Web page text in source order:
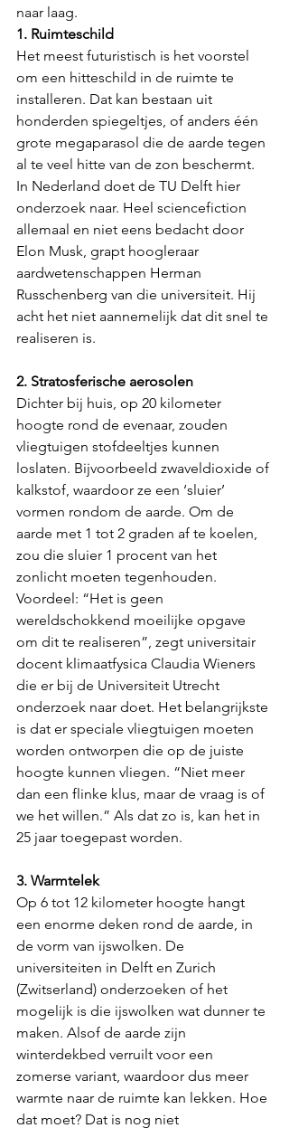
naar laag.
1. Ruimteschild
Het meest futuristisch is het voorstel
om een hitteschild in de ruimte te
installeren. Dat kan bestaan uit
honderden spiegeltjes, of anders één
grote megaparasol die de aarde tegen
al te veel hitte van de zon beschermt.
In Nederland doet de TU Delft hier
onderzoek naar. Heel sciencefiction
allemaal en niet eens bedacht door
Elon Musk, grapt hoogleraar
aardwetenschappen Herman
Russchenberg van die universiteit. Hij
acht het niet aannemelijk dat dit snel te
realiseren is.
2. Stratosferische aerosolen
Dichter bij huis, op 20 kilometer
hoogte rond de evenaar, zouden
vliegtuigen stofdeeltjes kunnen
loslaten. Bijvoorbeeld zwaveldioxide of
kalkstof, waardoor ze een ‘sluier’
vormen rondom de aarde. Om de
aarde met 1 tot 2 graden af te koelen,
zou die sluier 1 procent van het
zonlicht moeten tegenhouden.
Voordeel: “Het is geen
wereldschokkend moeilijke opgave
om dit te realiseren”, zegt universitair
docent klimaatfysica Claudia Wieners
die er bij de Universiteit Utrecht
onderzoek naar doet. Het belangrijkste
is dat er speciale vliegtuigen moeten
worden ontworpen die op de juiste
hoogte kunnen vliegen. “Niet meer
dan een flinke klus, maar de vraag is of
we het willen.” Als dat zo is, kan het in
25 jaar toegepast worden.
3. Warmtelek
Op 6 tot 12 kilometer hoogte hangt
een enorme deken rond de aarde, in
de vorm van ijswolken. De
universiteiten in Delft en Zurich
(Zwitserland) onderzoeken of het
mogelijk is die ijswolken wat dunner te
maken. Alsof de aarde zijn
winterdekbed verruilt voor een
zomerse variant, waardoor dus meer
warmte naar de ruimte kan lekken. Hoe
dat moet? Dat is nog niet